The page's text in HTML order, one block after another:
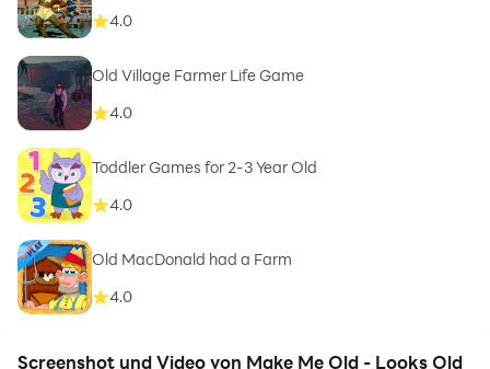
4.0
Old Village Farmer Life Game
4.0
Toddler Games for 2-3 Year Old
4.0
Old MacDonald had a Farm
4.0
Screenshot und Video von Make Me Old - Looks Old